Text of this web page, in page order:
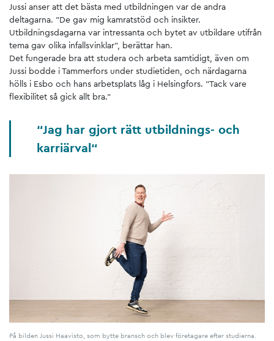
Jussi anser att det bästa med utbildningen var de andra
deltagarna. ”De gav mig kamratstöd och insikter.
Utbildningsdagarna var intressanta och bytet av utbildare utifrån
tema gav olika infallsvinklar”, berättar han.
Det fungerade bra att studera och arbeta samtidigt, även om
Jussi bodde i Tammerfors under studietiden, och närdagarna
hölls i Esbo och hans arbetsplats låg i Helsingfors. ”Tack vare
flexibilitet så gick allt bra.”
Jag har gjort rätt utbildnings- och
karriärval
På bilden Jussi Haavisto, som bytte bransch och blev företagare efter studierna.